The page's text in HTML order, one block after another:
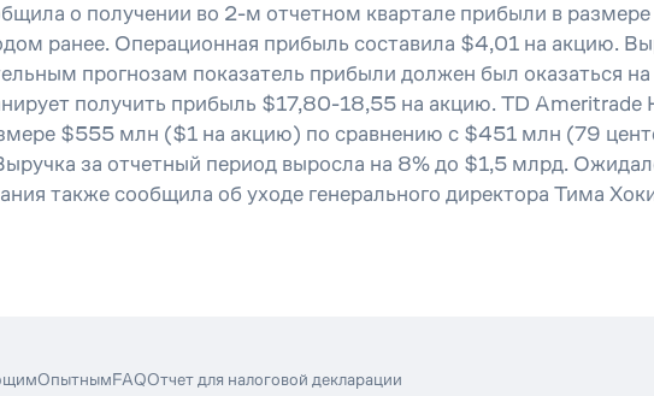
о получении во 2-м отчетном квартале прибыли в
ранее. Операционная прибыль составила $4,01 на акцию.
прогнозам показатель прибыли должен был оказаться
получить прибыль $17,80-18,55 на акцию. TD Ameritrade
$555 млн ($1 на акцию) по сравнению с $451 млн (79
за отчетный период выросла на 8% до $1,5 млрд.
также сообщила об уходе генерального директора Тима
ОпытнымFAQОтчет для налоговой декларации